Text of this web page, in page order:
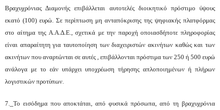
Βραχυχρόνιας Διαμονής επιβάλλεται αυτοτελές διοικητικό πρόστιμο ύψους
εκατό (100) ευρώ. Σε περίπτωση μη ανταπόκρισης της ψηφιακής πλατφόρμας
στο αίτημα της Α.Α.Δ.Ε., σχετικά με την παροχή οποιασδήποτε πληροφορίας
είναι απαραίτητη για ταυτοποίηση των διαχειριστών ακινήτων καθώς και των
ακινήτων που αναρτώνται σε αυτές , επιβάλλονται πρόστιμα των 250 ή 500 ευρώ
ανάλογα με το εάν υπάρχει υποχρέωση τήρησης απλοποιημένων ή πλήρων
λογιστικών προτύπων.
7. Το εισόδημα που αποκτάται, από φυσικά πρόσωπα, από τη βραχυχρόνια